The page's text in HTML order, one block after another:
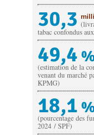
30,3
tabac confondus
49,4
(estimation de la
venant du marché
KPMG)
18,1
(pourcentage des
2024 / SPF)